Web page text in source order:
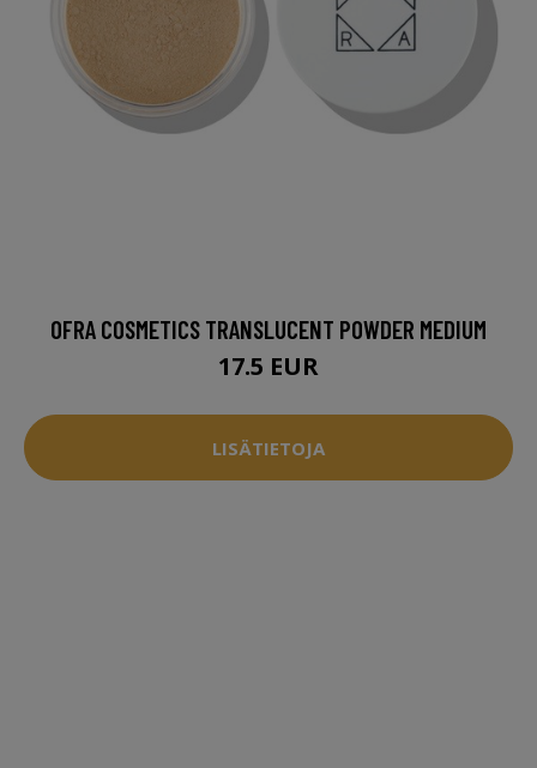
OFRA COSMETICS TRANSLUCENT POWDER MEDIUM
17.5 EUR
LISÄTIETOJA